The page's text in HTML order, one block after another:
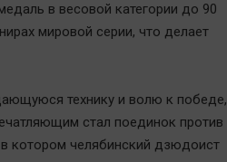
в весовой категории до 90
мировой серии, что делает
технику и волю к победе,
стал поединок против
котором челябинский дзюдоист